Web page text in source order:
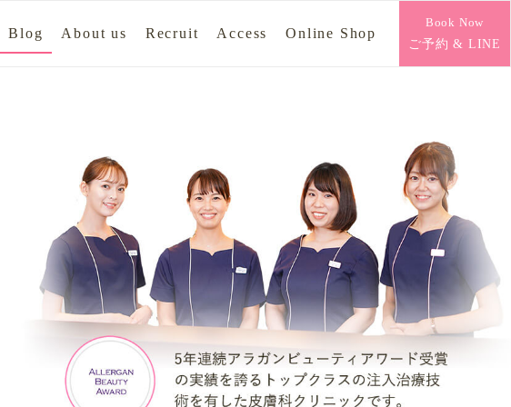
Blog About us Recruit Access Online Shop
Book Now
ご予約 & LINE